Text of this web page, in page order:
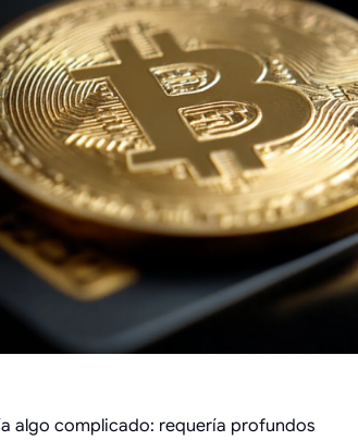
algo complicado: requería profundos